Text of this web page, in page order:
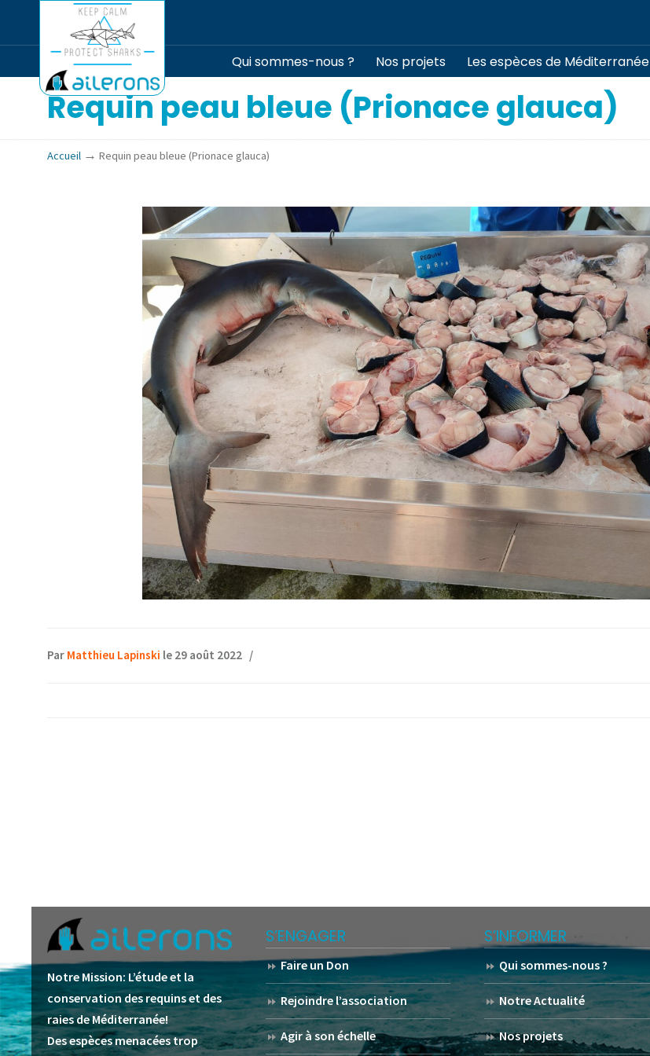
Qui sommes-nous ? Nos projets Les espèces de Méditerranée
Requin peau bleue (Prionace glauca)
Accueil →Requin peau bleue (Prionace glauca)
Par Matthieu Lapinski le 29 août 2022 /
Notre Mission: L’étude et la
conservation des requins et des
raies de Méditerranée!
Des espèces menacées trop
S’ENGAGER
Faire un Don
Rejoindre l’association
Agir à son échelle
S’INFORMER
Qui sommes-nous ?
Notre Actualité
Nos projets